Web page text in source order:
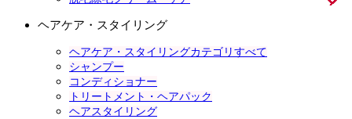
ヘアケア・スタイリング
ヘアケア・スタイリングカテゴリすべて
シャンプー
コンディショナー
トリートメント・ヘアパック
ヘアスタイリング